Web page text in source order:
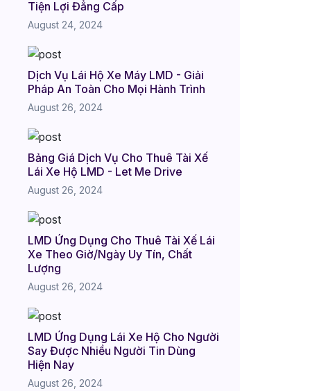
Tiện Lợi Đẳng Cấp
August 24, 2024
Dịch Vụ Lái Hộ Xe Máy LMD - Giải
Pháp An Toàn Cho Mọi Hành Trình
August 26, 2024
Bảng Giá Dịch Vụ Cho Thuê Tài Xế
Lái Xe Hộ LMD - Let Me Drive
August 26, 2024
LMD Ứng Dụng Cho Thuê Tài Xế Lái
Xe Theo Giờ/Ngày Uy Tín, Chất
Lượng
August 26, 2024
LMD Ứng Dụng Lái Xe Hộ Cho Người
Say Được Nhiều Người Tin Dùng
Hiện Nay
August 26, 2024